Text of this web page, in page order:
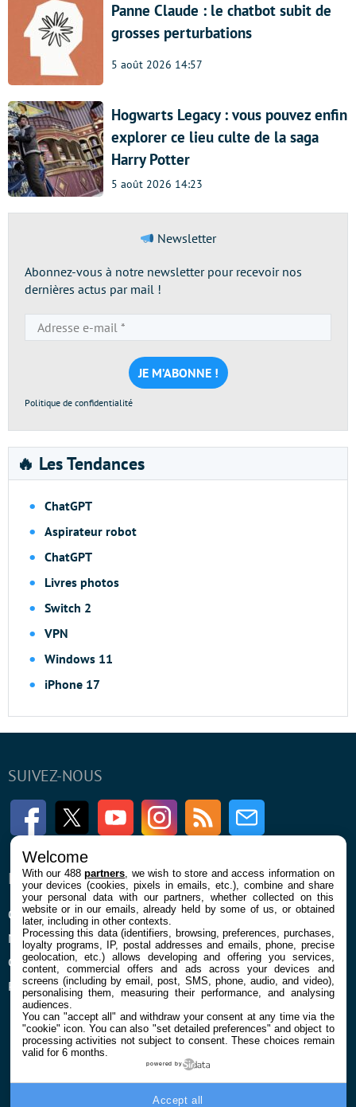
Panne Claude : le chatbot subit de
grosses perturbations
5 août 2026 14:57
Hogwarts Legacy : vous pouvez enfin
explorer ce lieu culte de la saga
Harry Potter
5 août 2026 14:23
Newsletter
Abonnez-vous à notre newsletter pour recevoir nos
dernières actus par mail !
e-
mail
*
Politique de confidentialité
🔥 Les Tendances
ChatGPT
Aspirateur robot
ChatGPT
Livres photos
Switch 2
VPN
Windows 11
iPhone 17
SUIVEZ-NOUS
FacebookTwitter Youtube InstagramRSS Newsletter
ENTREPRISE
Qui sommes nous
Mentions légales et CGU
Confidentialité et Cookies
Préférences cookies
À PROPOS
La rédaction
Contact
Welcome
With our 488partners , we wish to store and access information on
your devices (cookies, pixels in emails, etc.), combine and share
your personal data with our partners, whether collected on this
website or in our emails, already held by some of us, or obtained
later, including in other contexts.
Processing this data (identifiers, browsing, preferences, purchases,
loyalty programs, IP, postal addresses and emails, phone, precise
geolocation, etc.) allows developing and offering you services,
content, commercial offers and ads across your devices and
screens (including by email, post, SMS, phone, audio, and video),
personalising them, measuring their performance, and analysing
audiences.
You can "accept all" and withdraw your consent at any time via the
"cookie" icon. You can also "set detailed preferences" and object to
processing activities not subject to consent. These choices remain
valid for 6 months.
powered by
Accept all